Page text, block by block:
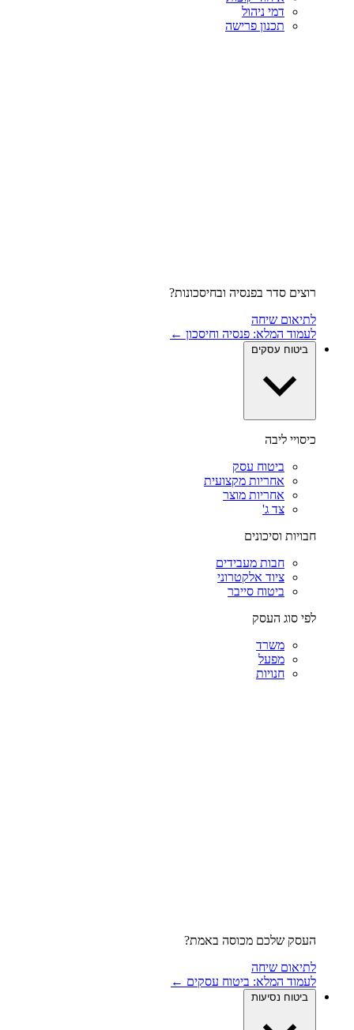
דמי ניהול
תכנון פרישה
רוצים סדר בפנסיה ובחיסכונות?
לתיאום שיחה
לעמוד המלא: פנסיה וחיסכון ←
ביטוח עסקים
כיסויי ליבה
ביטוח עסק
אחריות מקצועית
אחריות מוצר
צד ג'
חבויות וסיכונים
חבות מעבידים
ציוד אלקטרוני
ביטוח סייבר
לפי סוג העסק
משרד
מפעל
חנויות
העסק שלכם מכוסה באמת?
לתיאום שיחה
לעמוד המלא: ביטוח עסקים ←
ביטוח נסיעות